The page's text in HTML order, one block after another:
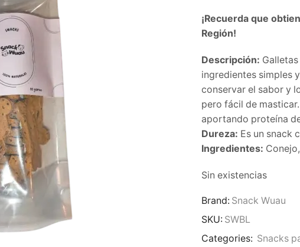
¡Recuerda que
Región!
Descripción:
ingredientes simples
conservar el sabor y
pero fácil de
aportando proteína
Dureza: Es un snack
Ingredientes:
Sin existencias
Brand: Snack Wuau
SKU: SWBL
Categories: Snacks